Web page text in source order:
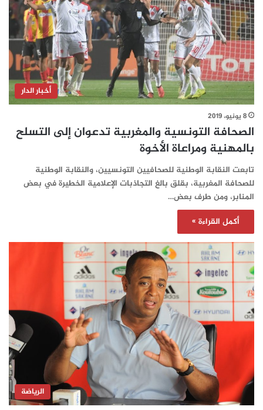
أخبار الدار
8 يونيو، 2019
الصحافة التونسية والمغربية تدعوان إلى التسلح
بالمهنية ومراعاة الأخوة
تابعت النقابة الوطنية للصحافيين التونسيين، والنقابة الوطنية
للصحافة المغربية، بقلق بالغ التجاذبات الإعلامية الخطيرة في بعض
المنابر، ومن طرف بعض…
أكمل القراءة »
الرياضة